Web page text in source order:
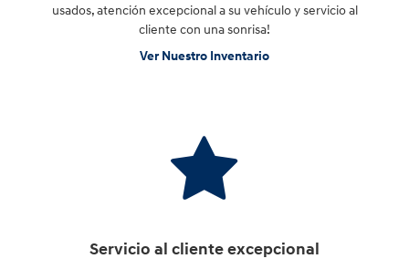
usados, atención excepcional a su vehículo y servicio al
cliente con una sonrisa!
Ver Nuestro Inventario
Servicio al cliente excepcional